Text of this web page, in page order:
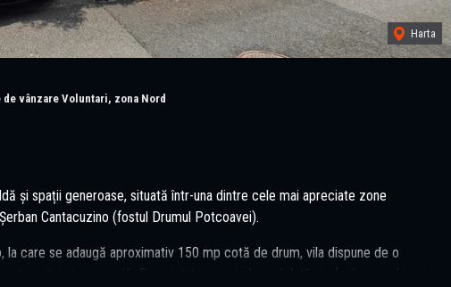
Harta
de vânzare Voluntari, zona Nord
și spații generoase, situată într-una dintre cele mai apreciate zone
Cantacuzino (fostul Drumul Potcoavei).
care se adaugă aproximativ 150 mp cotă de drum, vila dispune de o
etaj și mansardă. Proprietatea se vinde mobilată și oferă o combinație